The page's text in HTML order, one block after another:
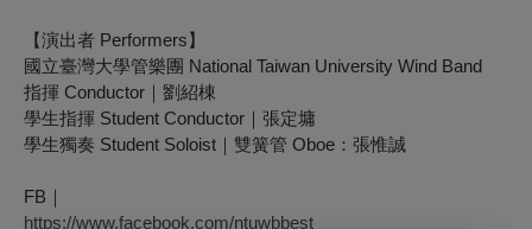
【演出者 Performers】
國立臺灣大學管樂團 National Taiwan University Wind Band
指揮 Conductor｜劉紹棟
學生指揮 Student Conductor｜張定墉
學生獨奏 Student Soloist｜雙簧管 Oboe：張惟誠
FB｜
https://www.facebook.com/ntuwbbest